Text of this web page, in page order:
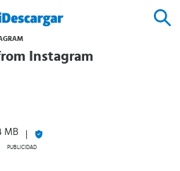
Instagram
MB
PUBLICIDAD